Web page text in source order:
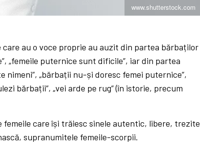
www.shutterstock.com
au o voce proprie au auzit din partea bărbaților
„femeile puternice sunt dificile”, iar din partea
nimeni”, „bărbații nu-și doresc femei puternice”,
bărbații”, „vei arde pe rug” (în istorie, precum
care își trăiesc sinele autentic, libere, trezite
supranumitele femeile-scorpii.